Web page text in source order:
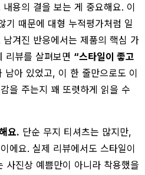
용의 결을 보는 게 중요해요. 이
기 때문에 대형 누적평가처럼 일
겨진 반응에서는 제품의 핵심 가
리뷰를 살펴보면 “스타일이 좋고
남아 있었고, 이 한 줄만으로도 이
을 주는지 꽤 또렷하게 읽을 수
요. 단순 무지 티셔츠는 많지만,
에요. 실제 리뷰에서도 스타일이
사진상 예쁨만이 아니라 착용했을